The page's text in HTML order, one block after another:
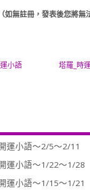
如無註冊，發表後您將無
小語
塔羅_時
運小語～2/5～2/11
運小語～1/22～1/28
運小語～1/15～1/21